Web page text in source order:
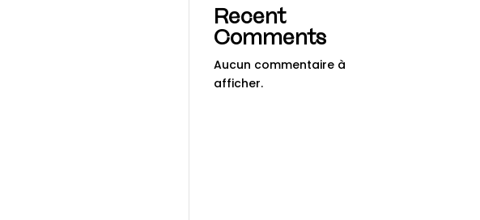
Recent
Comments
Aucun commentaire à
afficher.